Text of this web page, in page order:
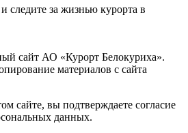
следите за жизнью курорта в
сайт АО «Курорт Белокуриха».
материалов с сайта
сайте, вы подтверждаете согласие
данных.